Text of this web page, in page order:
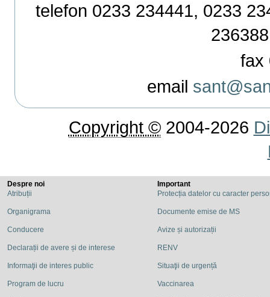
telefon 0233 234441, 0233
fax
email
Copyright ©2004-2026
Despre noi
Atribuții
Organigrama
Conducere
Declarații de avere și de interese
Informaţii de interes public
Program de lucru
Important
Protecția datelor cu caracter
Documente emise de MS
Avize și autorizații
RENV
Situaţii de urgență
Vaccinarea